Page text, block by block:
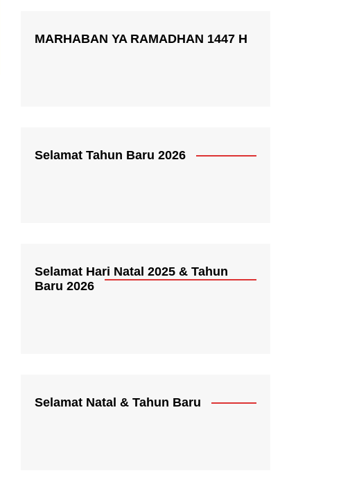
MARHABAN YA RAMADHAN 1447 H
Selamat Tahun Baru 2026
Selamat Hari Natal 2025 & Tahun
Baru 2026
Selamat Natal & Tahun Baru